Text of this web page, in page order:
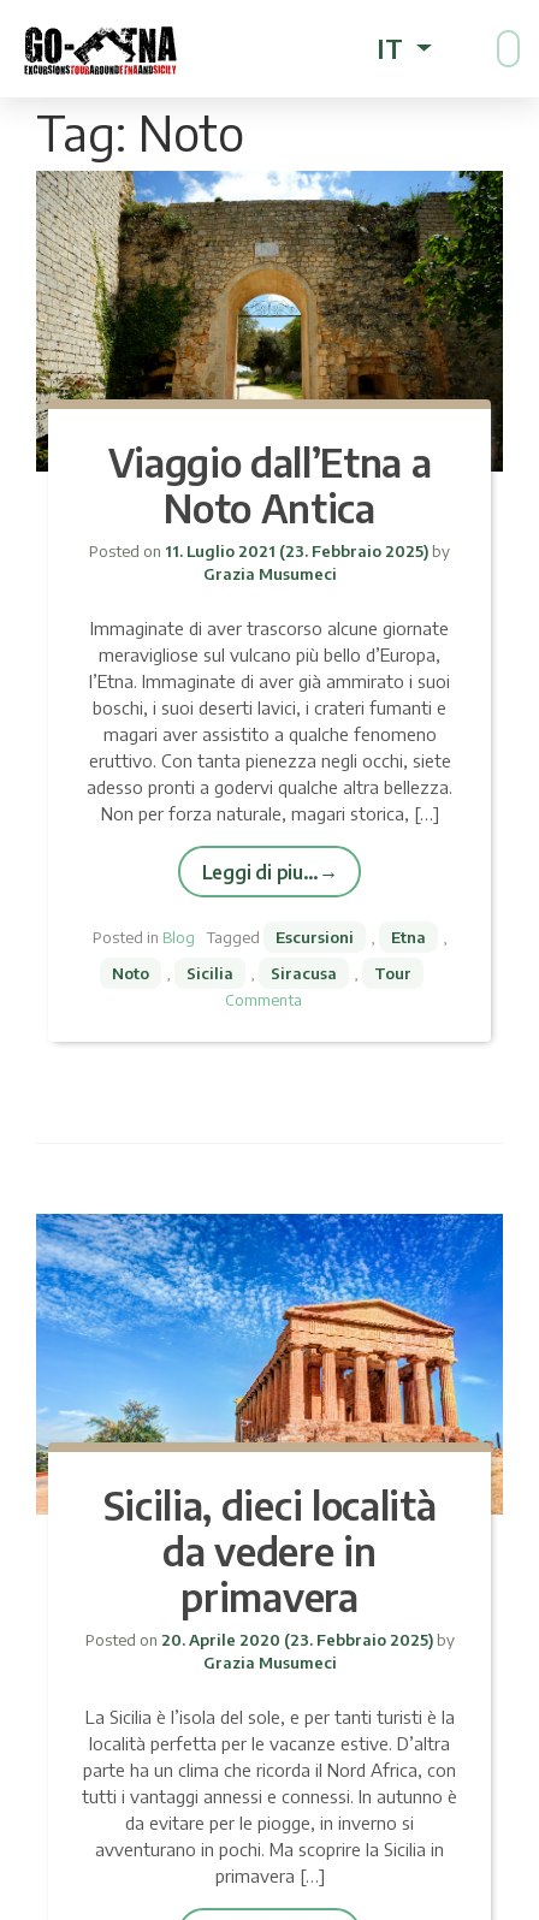
IT
Tag: Noto
Viaggio dall’Etna a
Noto Antica
Posted on 11. Luglio 2021 (23. Febbraio 2025) by
Grazia Musumeci
Immaginate di aver trascorso alcune giornate
meravigliose sul vulcano più bello d’Europa,
l’Etna. Immaginate di aver già ammirato i suoi
boschi, i suoi deserti lavici, i crateri fumanti e
magari aver assistito a qualche fenomeno
eruttivo. Con tanta pienezza negli occhi, siete
adesso pronti a godervi qualche altra bellezza.
Non per forza naturale, magari storica, […]
Leggi di piu…
Posted in Blog Tagged Escursioni Etna
Noto
Sicilia Siracusa
Tour
Commenta
Sicilia, dieci località
da vedere in
primavera
Posted on 20. Aprile 2020 (23. Febbraio 2025) by
Grazia Musumeci
La Sicilia è l’isola del sole, e per tanti turisti è la
località perfetta per le vacanze estive. D’altra
parte ha un clima che ricorda il Nord Africa, con
tutti i vantaggi annessi e connessi. In autunno è
da evitare per le piogge, in inverno si
avventurano in pochi. Ma scoprire la Sicilia in
primavera […]